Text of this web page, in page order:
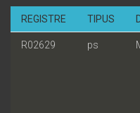
REGISTRE TIPUS
R02629 ps